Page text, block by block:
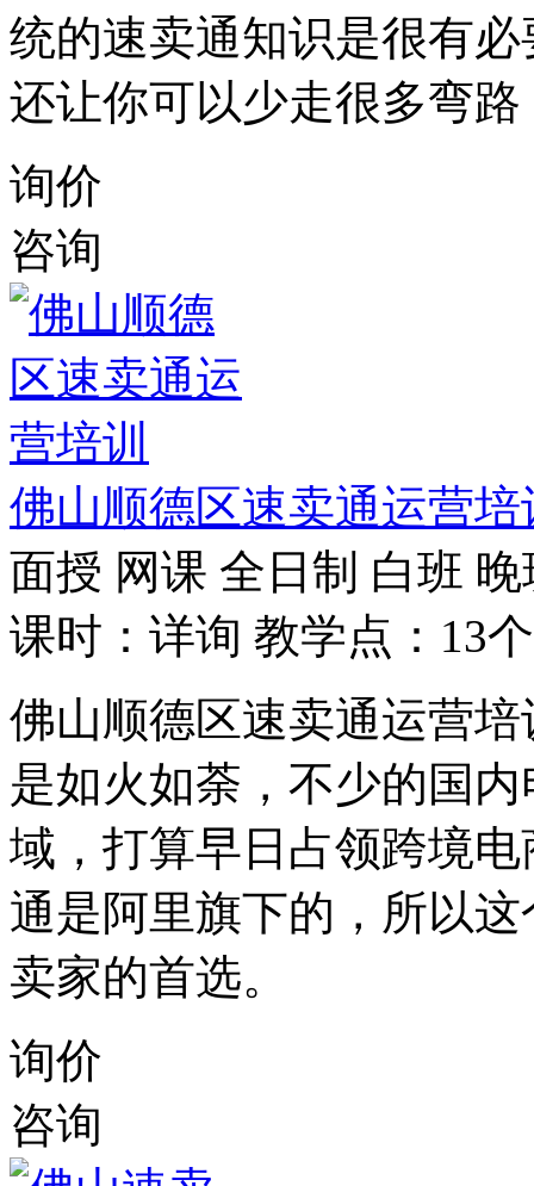
统的速卖通知识是很有
还让你可以少走很多弯
询价
咨询
佛山顺德区速卖通运营培
面授 网课 全日制 白班 晚
课时：详询 教学点：13个
佛山顺德区速卖通运营
是如火如荼，不少的国
域，打算早日占领跨境
通是阿里旗下的，所以
卖家的首选。
询价
咨询